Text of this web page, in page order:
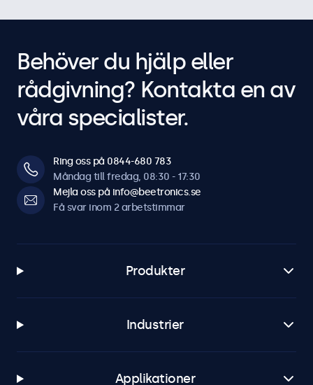
Behöver du hjälp eller
rådgivning? Kontakta en av
våra specialister.
Ring oss på 0844-680 783
Måndag till fredag, 08:30 - 17:30
Mejla oss på info@beetronics.se
Få svar inom 2 arbetstimmar
Produkter
Industrier
Applikationer